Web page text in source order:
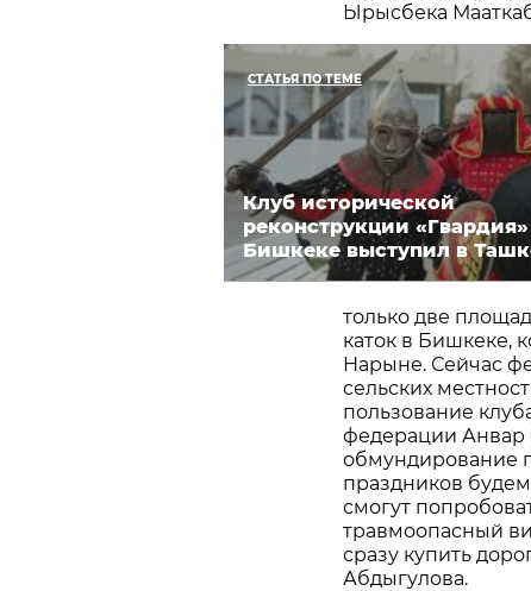
Ырысбека
СТАТЬЯ ПО ТЕМЕ
Клуб исторической
реконструкции
Бишкеке выступил в
только две
каток в Бишкеке,
Нарыне. Сейчас
сельских
пользование
федерации Анвар
обмундирование
праздников
смогут
травмоопасный
сразу купить
Абдыгулова.